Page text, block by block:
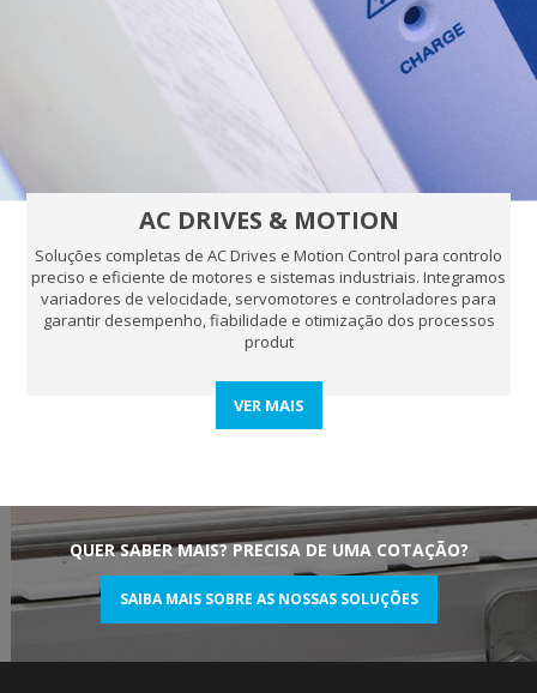
AC DRIVES & MOTION
Soluções completas de AC Drives e Motion Control para controlo
preciso e eficiente de motores e sistemas industriais. Integramos
variadores de velocidade, servomotores e controladores para
garantir desempenho, fiabilidade e otimização dos processos
produt
VER MAIS
QUER SABER MAIS? PRECISA DE UMA COTAÇÃO?
SAIBA MAIS SOBRE AS NOSSAS SOLUÇÕES